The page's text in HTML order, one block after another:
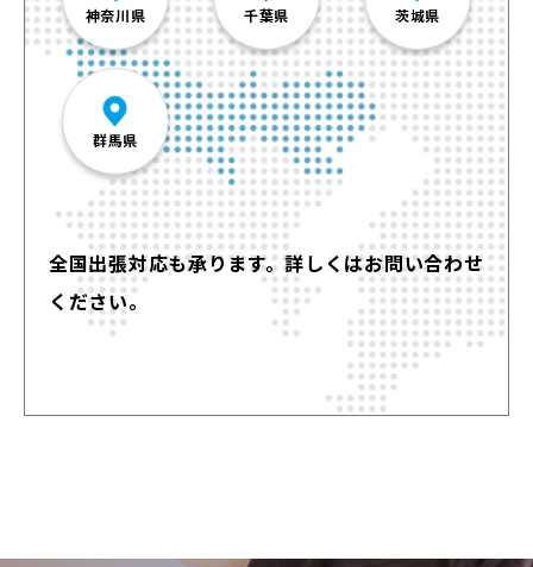
神奈川県 千葉県 茨城県
群馬県
全国出張対応も承ります。詳しくはお問い合わせ
ください。